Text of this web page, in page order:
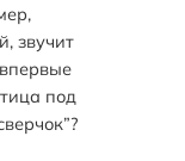
звучит
под